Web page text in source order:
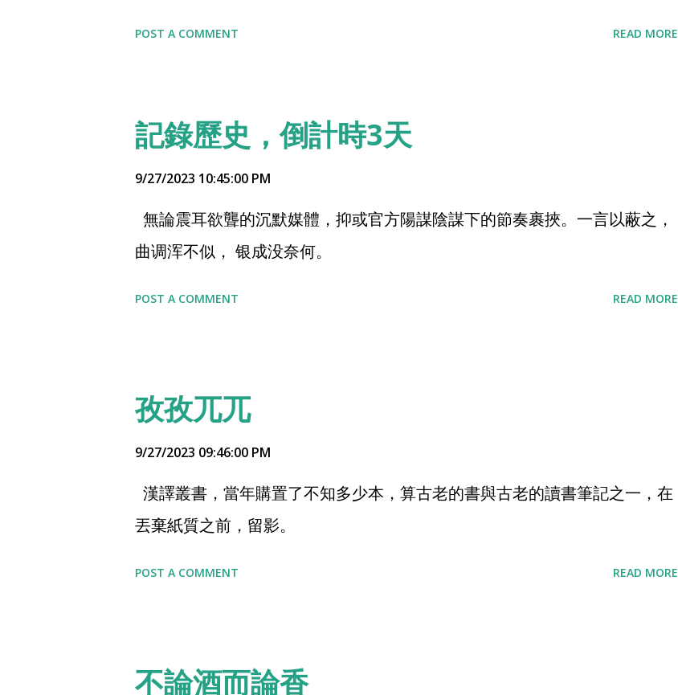
POST A COMMENT READ MORE
記錄歷史，倒計時3天
9/27/2023 10:45:00 PM
無論震耳欲聾的沉默媒體，抑或官方陽謀陰謀下的節奏裹挾。一言以蔽之，
曲调浑不似， 银成没奈何。
POST A COMMENT READ MORE
孜孜兀兀
9/27/2023 09:46:00 PM
漢譯叢書，當年購置了不知多少本，算古老的書與古老的讀書筆記之一，在
丟棄紙質之前，留影。
POST A COMMENT READ MORE
不論酒而論香